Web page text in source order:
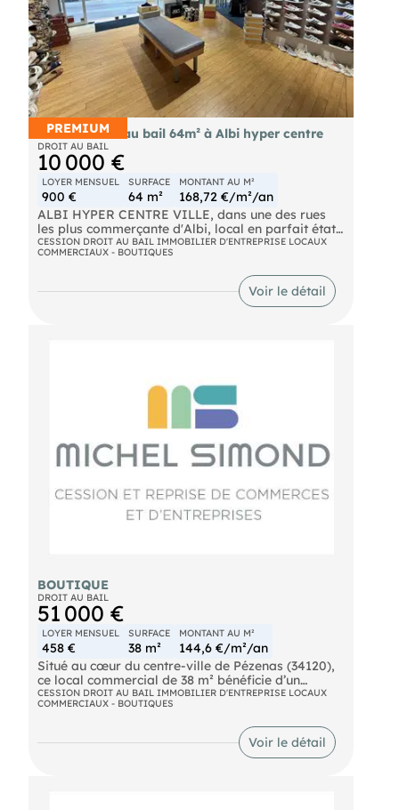
PREMIUM
Cession droit au bail 64m² à Albi hyper centre
DROIT AU BAIL
10 000 €
LOYER MENSUEL
900 €
SURFACE
64 m²
MONTANT AU M²
168,72 €/m²/an
ALBI HYPER CENTRE VILLE, dans une des rues
les plus commerçante d'Albi, local en parfait état
possédant une belle exposition de part son
emplacement central mais aussi par sa double
vitrine qui le rend très visible. Electricité et
climatisation installée récemment. Réserve avec
CESSION DROIT AU BAIL IMMOBILIER D'ENTREPRISE LOCAUX
COMMERCIAUX - BOUTIQUES
Voir le détail
BOUTIQUE
DROIT AU BAIL
51 000 €
LOYER MENSUEL
458 €
SURFACE
38 m²
MONTANT AU M²
144,6 €/m²/an
Situé au cœur du centre-ville de Pézenas (34120),
ce local commercial de 38 m² bénéficie d’un
emplacement n°1 au sein des rues piétonnes les
plus fréquentées de la ville. Le bien se compose
d’une surface de vente d’environ 30 m²,
entièrement de plain-pied, offrant une vitrine de 3
mètres linéaires assurant une visibilité directe sur
CESSION DROIT AU BAIL IMMOBILIER D'ENTREPRISE LOCAUX
COMMERCIAUX - BOUTIQUES
Voir le détail